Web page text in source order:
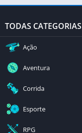
TODAS CATEGORIAS
Ação
Aventura
Corrida
Esporte
RPG